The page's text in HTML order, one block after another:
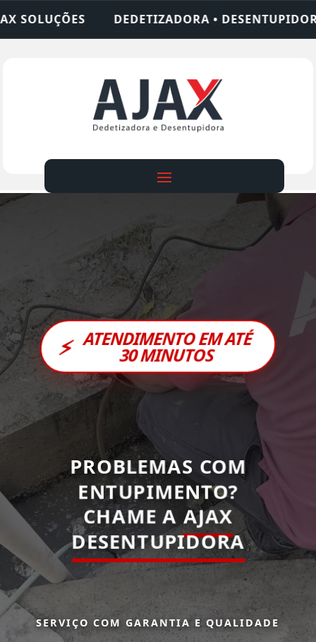
• DESENTUPIDORA • LIMPEZA DE FOSSA
⚡ ATENDIMENTO EM ATÉ
30 MINUTOS
PROBLEMAS COM
ENTUPIMENTO?
CHAME A AJAX
DESENTUPIDORA
SERVIÇO COM GARANTIA E QUALIDADE